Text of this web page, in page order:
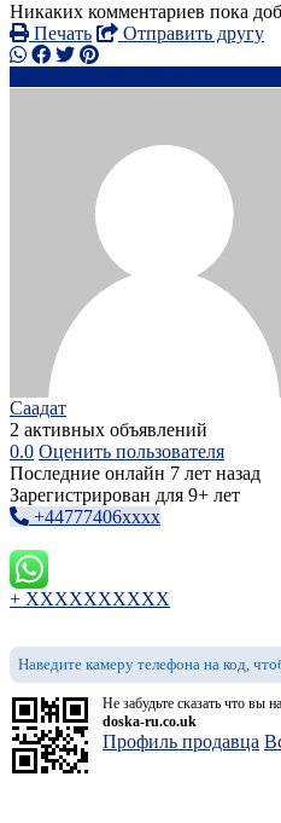
Никаких комментариев пока
Печать
Отправить другу
Саадат
2 активных объявлений
0.0 Оценить пользователя
Последние онлайн 7 лет назад
Зарегистрирован для 9+ лет
+44777406xxxx
+ XXXXXXXXXX
Наведите камеру телефона на код,
Не забудьте сказать что вы
doska-ru.co.uk
Профиль продавца